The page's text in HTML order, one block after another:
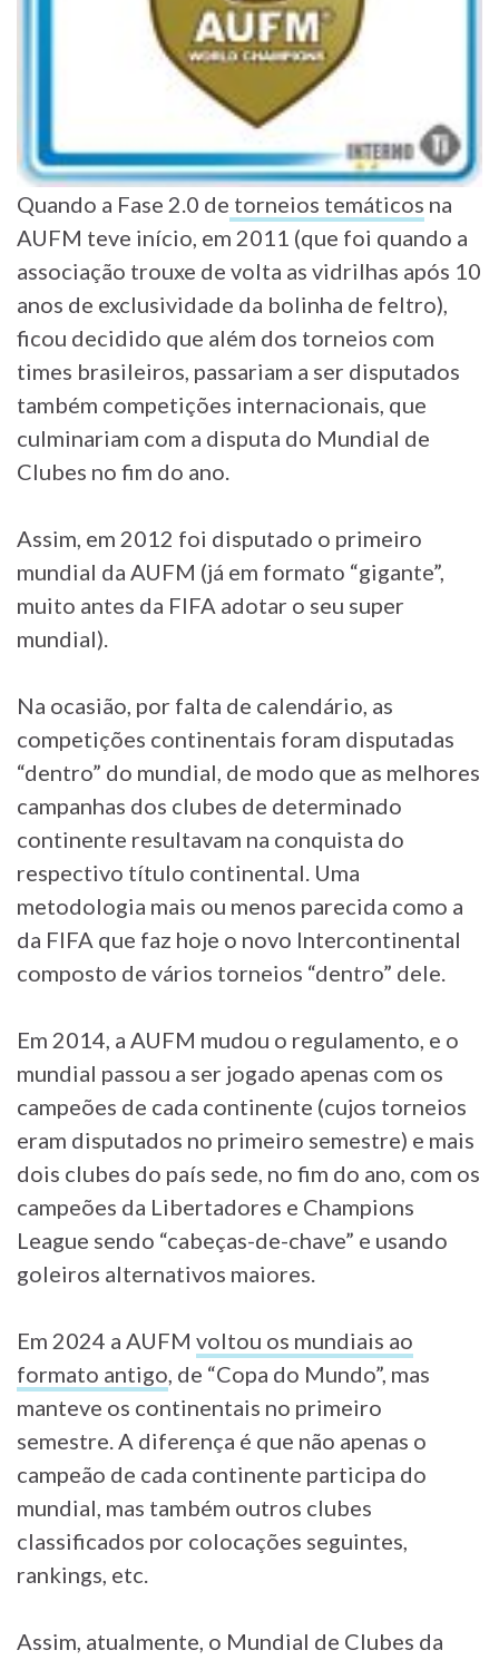
Quando a Fase 2.0 de torneios temáticos na
AUFM teve início, em 2011 (que foi quando a
associação trouxe de volta as vidrilhas após 10
anos de exclusividade da bolinha de feltro),
ficou decidido que além dos torneios com
times brasileiros, passariam a ser disputados
também competições internacionais, que
culminariam com a disputa do Mundial de
Clubes no fim do ano.
Assim, em 2012 foi disputado o primeiro
mundial da AUFM (já em formato “gigante”,
muito antes da FIFA adotar o seu super
mundial).
Na ocasião, por falta de calendário, as
competições continentais foram disputadas
“dentro” do mundial, de modo que as melhores
campanhas dos clubes de determinado
continente resultavam na conquista do
respectivo título continental. Uma
metodologia mais ou menos parecida como a
da FIFA que faz hoje o novo Intercontinental
composto de vários torneios “dentro” dele.
Em 2014, a AUFM mudou o regulamento, e o
mundial passou a ser jogado apenas com os
campeões de cada continente (cujos torneios
eram disputados no primeiro semestre) e mais
dois clubes do país sede, no fim do ano, com os
campeões da Libertadores e Champions
League sendo “cabeças-de-chave” e usando
goleiros alternativos maiores.
Em 2024 a AUFM voltou os mundiais ao
formato antigo, de “Copa do Mundo”, mas
manteve os continentais no primeiro
semestre. A diferença é que não apenas o
campeão de cada continente participa do
mundial, mas também outros clubes
classificados por colocações seguintes,
rankings, etc.
Assim, atualmente, o Mundial de Clubes da